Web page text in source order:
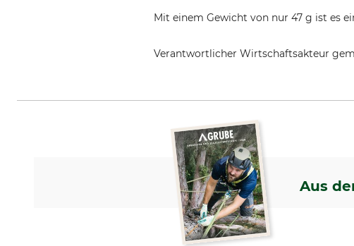
Mit einem Gewicht von nur 47 g ist es
Verantwortlicher Wirtschaftsakteur
Aus